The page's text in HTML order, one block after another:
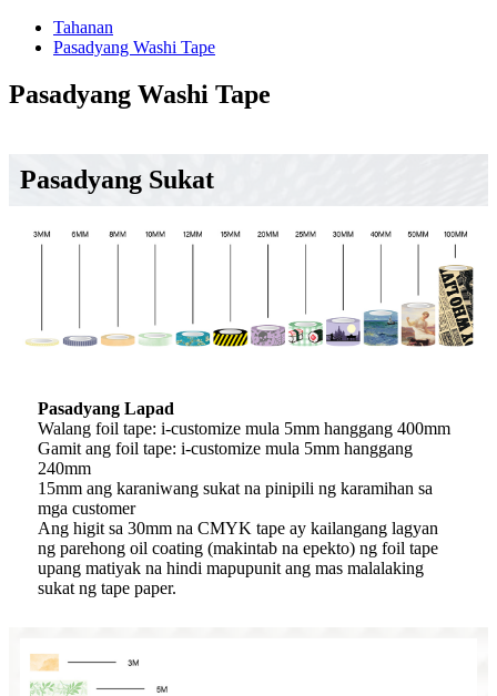
Tahanan
Pasadyang Washi Tape
Pasadyang Washi Tape
Pasadyang Sukat
Pasadyang Lapad
Walang foil tape: i-customize mula 5mm hanggang 400mm
Gamit ang foil tape: i-customize mula 5mm hanggang
240mm
15mm ang karaniwang sukat na pinipili ng karamihan sa
mga customer
Ang higit sa 30mm na CMYK tape ay kailangang lagyan
ng parehong oil coating (makintab na epekto) ng foil tape
upang matiyak na hindi mapupunit ang mas malalaking
sukat ng tape paper.